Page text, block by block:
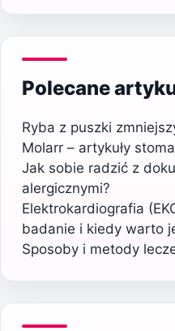
Polecane
Ryba z puszki
Molarr – artykuły
Jak sobie radzić z
alergicznymi?
Elektrokardiografia
badanie i kiedy warto
Sposoby i metody